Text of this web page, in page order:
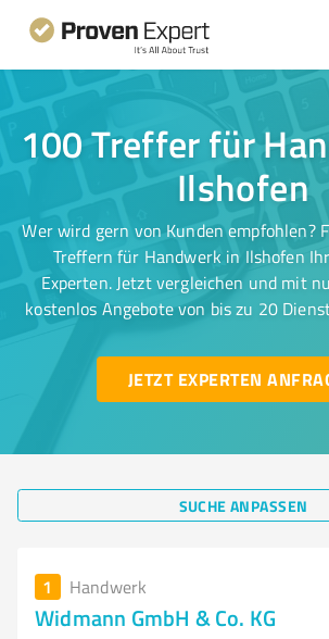
100 Treffer für
Ilshofen
Wer wird gern von Kunden empfohlen?
Treffern für Handwerk in Ilshofen
Experten. Jetzt vergleichen und mit
kostenlos Angebote von bis zu 20
JETZT EXPERTEN
SUCHE ANPASSEN
1 Handwerk
Widmann GmbH & Co. KG